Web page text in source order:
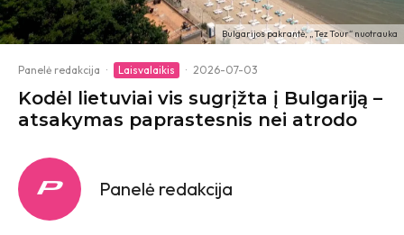
Bulgarijos pakrantė, „Tez Tour“ nuotrauka
Panelė redakcija · Laisvalaikis · 2026-07-03
Kodėl lietuviai vis sugrįžta į Bulgariją –
atsakymas paprastesnis nei atrodo
Panelė redakcija